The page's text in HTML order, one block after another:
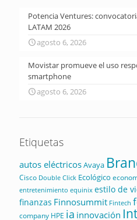
Potencia Ventures:
LATAM 2026
agosto 6, 2026
Movistar promueve el uso
smartphone
agosto 6, 2026
Etiquetas
autos eléctricosAvaya
Cisco Double Click Ecológico
entretenimiento equinix estilo de
finanzas Finnosummit Fintech
company HPE ia innovación